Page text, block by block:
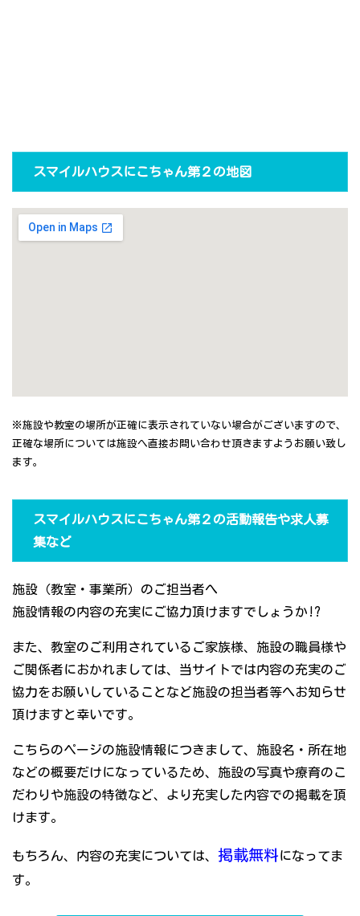
スマイルハウスにこちゃん第２の地図
※施設や教室の場所が正確に表示されていない場合がございますので、
正確な場所については施設へ直接お問い合わせ頂きますようお願い致し
ます。
スマイルハウスにこちゃん第２の活動報告や求人募
集など
施設（教室・事業所）のご担当者へ
施設情報の内容の充実にご協力頂けますでしょうか!?
また、教室のご利用されているご家族様、施設の職員様や
ご関係者におかれましては、当サイトでは内容の充実のご
協力をお願いしていることなど施設の担当者等へお知らせ
頂けますと幸いです。
こちらのページの施設情報につきまして、施設名・所在地
などの概要だけになっているため、施設の写真や療育のこ
だわりや施設の特徴など、より充実した内容での掲載を頂
けます。
もちろん、内容の充実については、 掲載無料になってま
す。